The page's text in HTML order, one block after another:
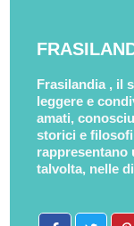
Frasilandia , il
leggere e
amati,
storici e
rappresentano
talvolta, nelle